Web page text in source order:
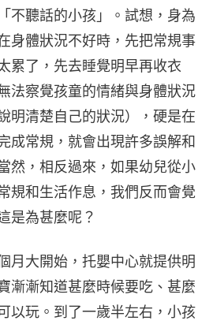
不聽話的小孩」。試想，身為
身體狀況不好時，先把常規事
累了，先去睡覺明早再收衣
法察覺孩童的情緒與身體狀況
明清楚自己的狀況），硬是在
成常規，就會出現許多誤解和
然，相反過來，如果幼兒從小
規和生活作息，我們反而會覺
是為甚麼呢？
月大開始，托嬰中心就提供明
漸漸知道甚麼時候要吃、甚麼
以玩。到了一歲半左右，小孩